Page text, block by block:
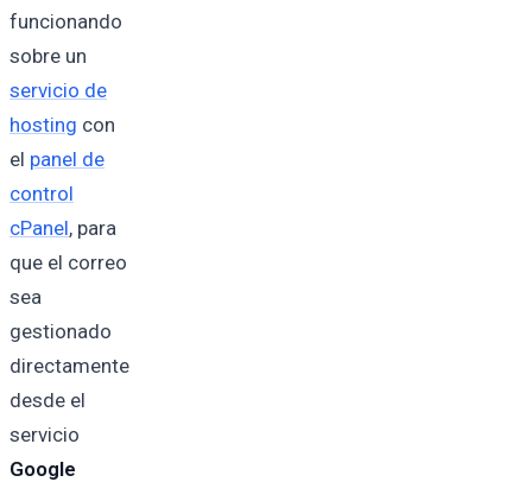
funcionando
sobre un
servicio de
hosting con
el panel de
control
cPanel, para
que el correo
sea
gestionado
directamente
desde el
servicio
Google